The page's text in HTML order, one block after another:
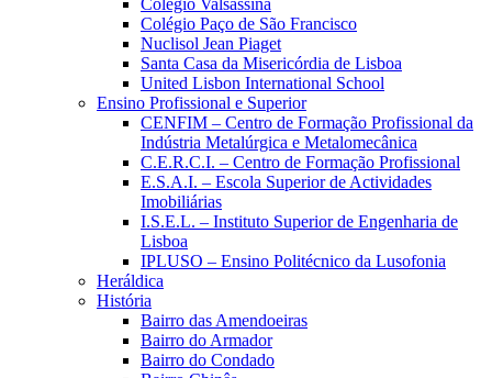
Colégio Valsassina
Colégio Paço de São Francisco
Nuclisol Jean Piaget
Santa Casa da Misericórdia de Lisboa
United Lisbon International School
Ensino Profissional e Superior
CENFIM – Centro de Formação Profissional da
Indústria Metalúrgica e Metalomecânica
C.E.R.C.I. – Centro de Formação Profissional
E.S.A.I. – Escola Superior de Actividades
Imobiliárias
I.S.E.L. – Instituto Superior de Engenharia de
Lisboa
IPLUSO – Ensino Politécnico da Lusofonia
Heráldica
História
Bairro das Amendoeiras
Bairro do Armador
Bairro do Condado